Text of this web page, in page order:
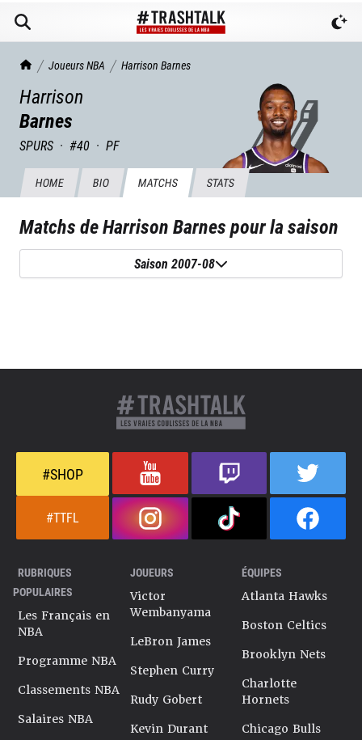
TrashTalk Actu NBA
Joueurs NBA Harrison Barnes
Harrison
Barnes
SPURS · #40 · PF
HOME BIO MATCHS STATS
Matchs deHarrison Barnespour la saison
Saison 2007-08
#SHOP
#TTFL
RUBRIQUES
POPULAIRES
Les Français en
NBA
Programme NBA
Classements NBA
Salaires NBA
JOUEURS
Victor
Wembanyama
LeBron James
Stephen Curry
Rudy Gobert
Kevin Durant
ÉQUIPES
Atlanta Hawks
Boston Celtics
Brooklyn Nets
Charlotte
Hornets
Chicago Bulls